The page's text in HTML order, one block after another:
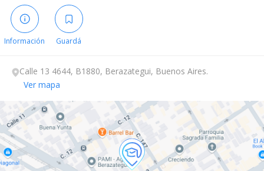
Información Guardá
Calle 13 4644, B1880, Berazategui, Buenos Aires.
Ver mapa